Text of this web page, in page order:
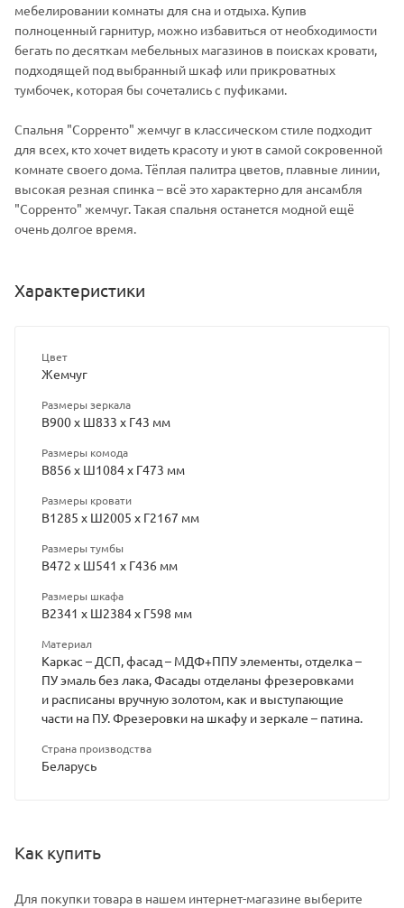
мебелировании комнаты для сна и отдыха. Купив
полноценный гарнитур, можно избавиться от необходимости
бегать по десяткам мебельных магазинов в поисках кровати,
подходящей под выбранный шкаф или прикроватных
тумбочек, которая бы сочетались с пуфиками.
Спальня "Сорренто" жемчуг в классическом стиле подходит
для всех, кто хочет видеть красоту и уют в самой сокровенной
комнате своего дома. Тёплая палитра цветов, плавные линии,
высокая резная спинка – всё это характерно для ансамбля
"Сорренто" жемчуг. Такая спальня останется модной ещё
очень долгое время.
Характеристики
Цвет
Жемчуг
Размеры зеркала
В900 х Ш833 х Г43 мм
Размеры комода
В856 х Ш1084 х Г473 мм
Размеры кровати
В1285 x Ш2005 x Г2167 мм
Размеры тумбы
В472 x Ш541 x Г436 мм
Размеры шкафа
В2341 x Ш2384 x Г598 мм
Материал
Каркас – ДСП, фасад – МДФ+ППУ элементы, отделка –
ПУ эмаль без лака, Фасады отделаны фрезеровками
и расписаны вручную золотом, как и выступающие
части на ПУ. Фрезеровки на шкафу и зеркале – патина.
Страна производства
Беларусь
Как купить
Для покупки товара в нашем интернет-магазине выберите